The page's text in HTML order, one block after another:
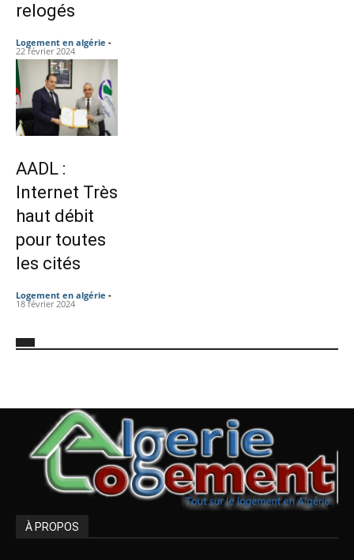
relogés
Logement en algérie -
22 février 2024
AADL :
Internet Très
haut débit
pour toutes
les cités
Logement en algérie -
18 février 2024
À PROPOS